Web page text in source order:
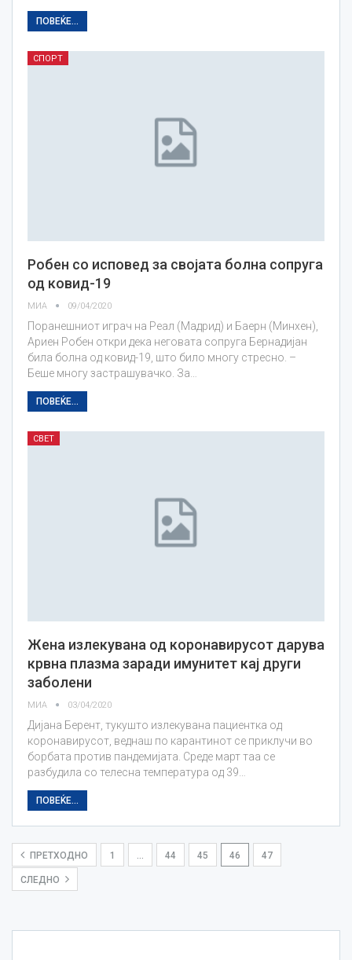
ПОВЕЌЕ...
СПОРТ
Робен со исповед за својата болна сопруга
од ковид-19
МИА 09/04/2020
Поранешниот играч на Реал (Мадрид) и Баерн (Минхен),
Ариен Робен откри дека неговата сопруга Бернадијан
била болна од ковид-19, што било многу стресно. –
Беше многу застрашувачко. За…
ПОВЕЌЕ...
СВЕТ
Жена излекувана од коронавирусот дарува
крвна плазма заради имунитет кај други
заболени
МИА 03/04/2020
Дијана Берент, тукушто излекувана пациентка од
коронавирусот, веднаш по карантинот се приклучи во
борбата против пандемијата. Среде март таа се
разбудила со телесна температура од 39…
ПОВЕЌЕ...
ПРЕТХОДНО 1 44 45 46 47
СЛЕДНО